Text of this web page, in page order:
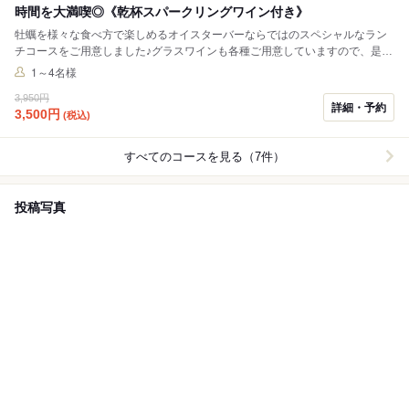
時間を大満喫◎《乾杯スパークリングワイン付き》
牡蠣を様々な食べ方で楽しめるオイスターバーならではのスペシャルなラン
チコースをご用意しました♪グラスワインも各種ご用意していますので、是非
ワインペアリングしてお楽しみ下さい♪
1～4名様
3,950円
3,500円 (税込)
詳細・予約
すべてのコースを見る（7件）
投稿写真